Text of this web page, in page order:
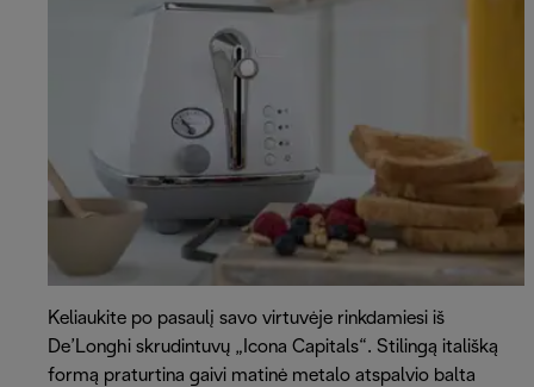
Keliaukite po pasaulį savo virtuvėje rinkdamiesi iš
De’Longhi skrudintuvų „Icona Capitals“. Stilingą itališką
formą praturtina gaivi matinė metalo atspalvio balta